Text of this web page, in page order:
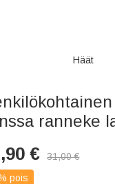
Häät
ranneke
€ 31,00€
pois